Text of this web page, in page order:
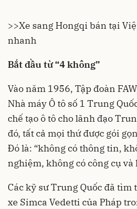
>>Xe sang Hongqi bán tại
nhanh
Bắt đầu từ “4 không”
Vào năm 1956, Tập đoàn
Nhà máy Ô tô số 1 Trung
chế tạoô tôcho lãnh đạo
đó, tất cả mọi thứ được gói
Đó là: “không có thông tin,
nghiệm, không có công cụ và
Các kỹ sư Trung Quốc đã tìm
xe Simca Vedetti của Pháp